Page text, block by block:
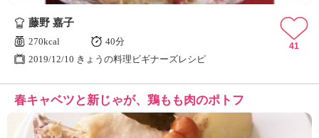
藤野 嘉子
270kcal
40分
2019/12/10 きょうの料理ビギナーズレシピ
41
春キャベツと新じゃが、鶏もも肉のポトフ